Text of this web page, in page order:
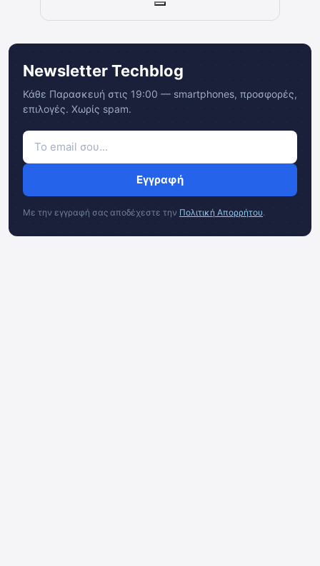
Newsletter Techblog
Κάθε Παρασκευή στις 19:00 — smartphones, προσφορές,
επιλογές. Χωρίς spam.
Εγγραφή
Με την εγγραφή σας αποδέχεστε την Πολιτική Απορρήτου.